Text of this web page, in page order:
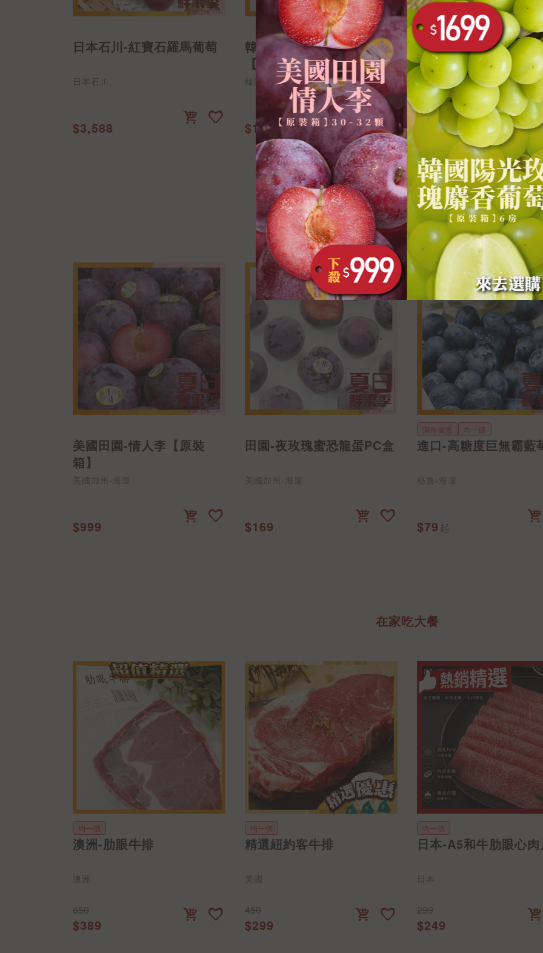
日本石川-紅寶石羅馬葡萄
日本石川
$3,588
韓國-陽光玫瑰麝香葡萄
【原裝箱】
韓國-海運
$1,699
越南-干堯榴槤(小貓
【原裝箱】
越南
$1,399
水果精選 強力主打
美國田園-情人李【原裝
箱】
美國加州-海運
$999
田園-夜玫瑰蜜恐龍蛋PC盒
美國加州-海運
$169
滿件優惠 均一價
進口-高糖度巨無霸藍
秘魯-海運
$79 起
在家吃大餐
均一價
澳洲-肋眼牛排
澳洲
650
$389
均一價
精選紐約客牛排
美國
450
$299
均一價
日本-A5和牛肋眼心
日本
299
$249